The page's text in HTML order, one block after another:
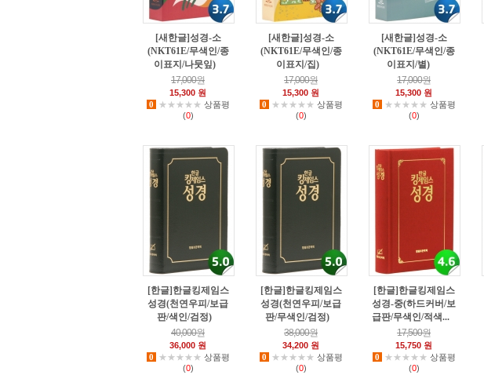
[새한글]성경-소
(NKT61E/무색인/종
이표지/나뭇잎)
17,000원
15,300 원
0
★★★★★ 상품평
(0)
[새한글]성경-소
(NKT61E/무색인/종
이표지/집)
17,000원
15,300 원
0
★★★★★ 상품평
(0)
[새한글]성경-소
(NKT61E/무색인/종
이표지/별)
17,000원
15,300 원
0
★★★★★ 상품평
(0)
[한글]한글킹제임스
성경(천연우피/보급
판/색인/검정)
40,000원
36,000 원
0
★★★★★ 상품평
(0)
[한글]한글킹제임스
성경(천연우피/보급
판/무색인/검정)
38,000원
34,200 원
0
★★★★★ 상품평
(0)
[한글]한글킹제임스
성경-중(하드커버/보
급판/무색인/적색...
17,500원
15,750 원
0
★★★★★ 상품평
(0)